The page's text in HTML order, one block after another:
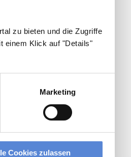
zu bieten und die Zugriffe
einem Klick auf "Details"
Marketing
Cookies zulassen